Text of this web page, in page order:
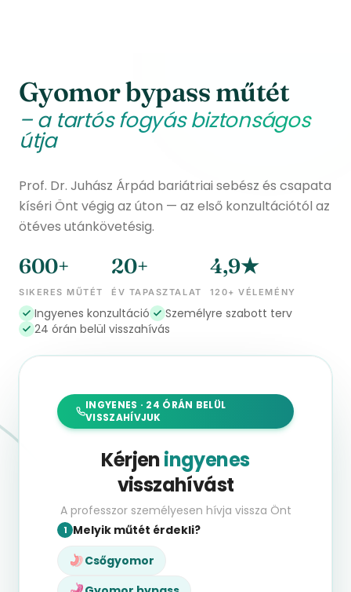
Gyomor bypass műtét
– a tartós fogyás biztonságos
útja
Prof. Dr. Juhász Árpád bariátriai sebész és csapata
kíséri Önt végig az úton — az első konzultációtól az
ötéves utánkövetésig.
SIKERES MŰTÉT
600+
ÉV TAPASZTALAT
20+
120+ VÉLEMÉNY
4,9★
Ingyenes konzultáció
Személyre szabott terv
24 órán belül visszahívás
INGYENES · 24 ÓRÁN BELÜL
VISSZAHÍVJUK
Kérjeningyenes
visszahívást
A professzor személyesen hívja vissza Önt
1 Melyik műtét érdekli?
Csőgyomor